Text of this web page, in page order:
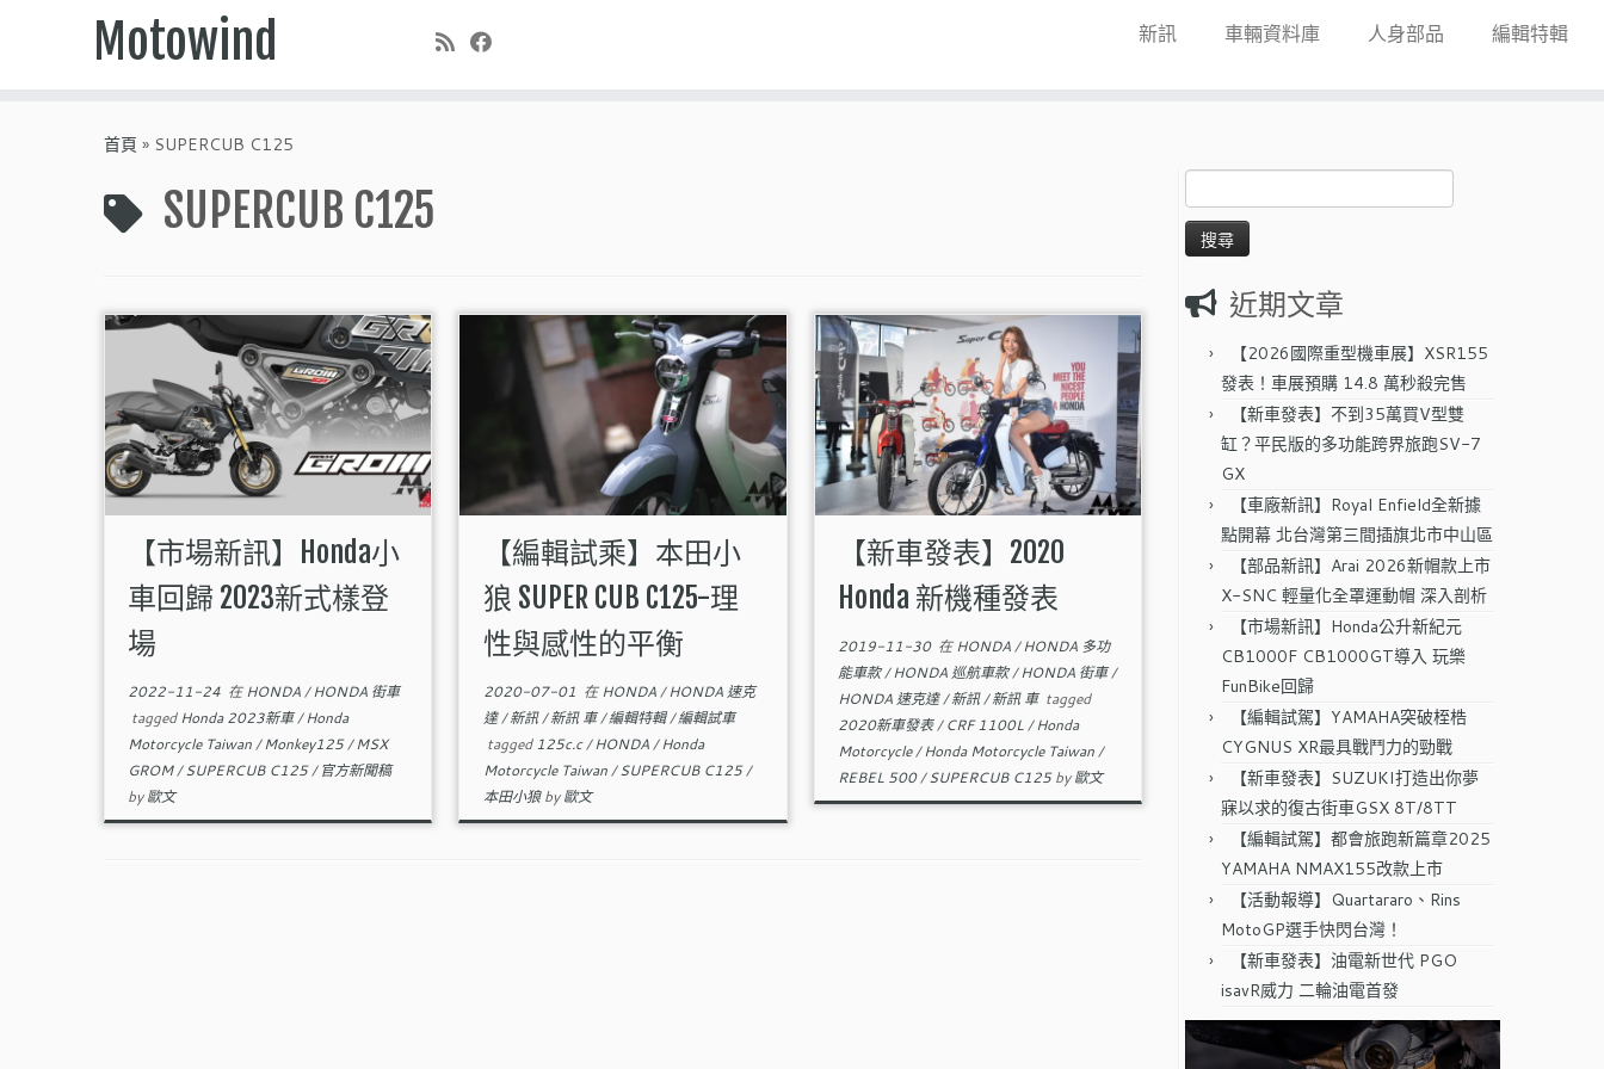
Motowind 新訊 車輛資料庫 人身部品 編輯特輯
首頁 » SUPERCUB C125
SUPERCUB C125
【市場新訊】Honda小
車回歸 2023新式樣登
場
2022-11-24 在HONDA/HONDA 街車
taggedHonda 2023新車/Honda
Motorcycle Taiwan/Monkey125/MSX
GROM/SUPERCUB C125/官方新聞稿
by歐文
【編輯試乘】本田小
狼 SUPER CUB C125-理
性與感性的平衡
2020-07-01 在HONDA/HONDA 速克
達/新訊/新訊 車/編輯特輯/編輯試車
tagged125c.c/HONDA/Honda
Motorcycle Taiwan/SUPERCUB C125/
本田小狼by歐文
【新車發表】2020
Honda 新機種發表
2019-11-30在HONDA/HONDA 多功
能車款/HONDA 巡航車款/HONDA 街車/
HONDA 速克達/新訊/新訊 車 tagged
2020新車發表/CRF 1100L/Honda
Motorcycle/Honda Motorcycle Taiwan/
REBEL 500/SUPERCUB C125by歐文
尋
鍵
近期文章
【2026國際重型機車展】XSR155
發表！車展預購 14.8 萬秒殺完售
【新車發表】不到35萬買V型雙
缸？平民版的多功能跨界旅跑SV-7
GX
【車廠新訊】Royal Enfield全新據
點開幕 北台灣第三間插旗北市中山區
【部品新訊】Arai 2026新帽款上市
X-SNC 輕量化全罩運動帽 深入剖析
【市場新訊】Honda公升新紀元
CB1000F CB1000GT導入 玩樂
FunBike回歸
【編輯試駕】YAMAHA突破桎梏
CYGNUS XR最具戰鬥力的勁戰
【新車發表】SUZUKI打造出你夢
寐以求的復古街車GSX 8T/8TT
【編輯試駕】都會旅跑新篇章2025
YAMAHA NMAX155改款上市
【活動報導】Quartararo、Rins
MotoGP選手快閃台灣！
【新車發表】油電新世代 PGO
isavR威力 二輪油電首發